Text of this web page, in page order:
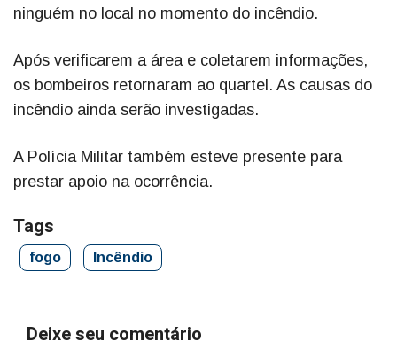
ninguém no local no momento do incêndio.
Após verificarem a área e coletarem informações,
os bombeiros retornaram ao quartel. As causas do
incêndio ainda serão investigadas.
A Polícia Militar também esteve presente para
prestar apoio na ocorrência.
Tags
fogo Incêndio
Deixe seu comentário